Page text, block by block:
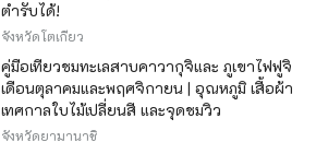
ตำรับได้!
จังหวัดโตเกียว
คู่มือเที่ยวชมทะเลสาบคาวากุจิและ ภูเขาไฟฟูจิ
เดือนตุลาคมและพฤศจิกายน | อุณหภูมิ เสื้อผ้า
เทศกาลใบไม้เปลี่ยนสี และจุดชมวิว
จังหวัดยามานาชิ